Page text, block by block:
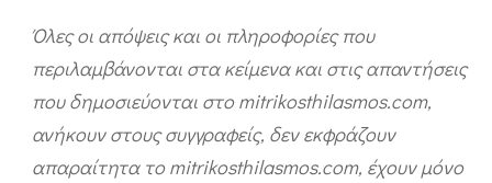
Όλες οι απόψεις και οι πληροφορίες που
περιλαμβάνονται στα κείμενα και στις απαντήσεις
που δημοσιεύονται στο mitrikosthilasmos.com,
ανήκουν στους συγγραφείς, δεν εκφράζουν
απαραίτητα το mitrikosthilasmos.com, έχουν μόνο